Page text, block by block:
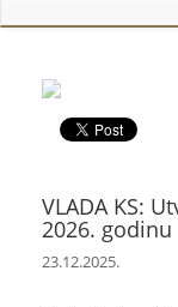
VLADA KS:
2026. godinu
23.12.2025.